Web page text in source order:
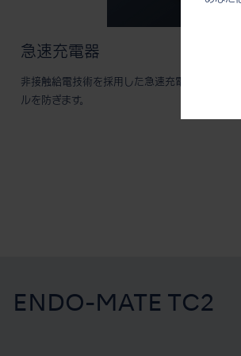
急速充電器
非接触給電技術を採用した急速充電器は、電極
ルを防ぎます。
ENDO-MATE TC2